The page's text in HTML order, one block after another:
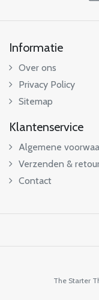
Informatie
Over ons
Privacy Policy
Sitemap
Klantenservice
Algemene
Verzenden &
Contact
The Starter